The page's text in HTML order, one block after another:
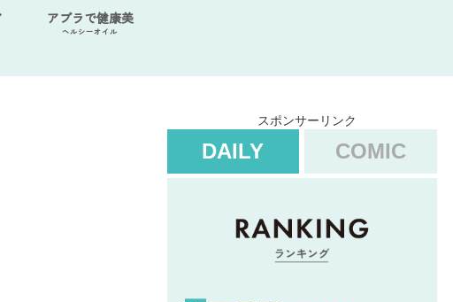
アブラで健康美
ヘルシーオイル
スポンサーリンク
DAILY COMIC